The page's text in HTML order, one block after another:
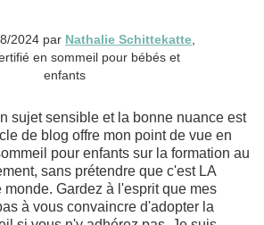
2024 par Nathalie Schittekatte,
en sommeil pour bébés et
enfants
sujet sensible et la bonne nuance est
de blog offre mon point de vue en
pour enfants sur la formation au
sans prétendre que c'est LA
Gardez à l'esprit que mes
à vous convaincre d'adopter la